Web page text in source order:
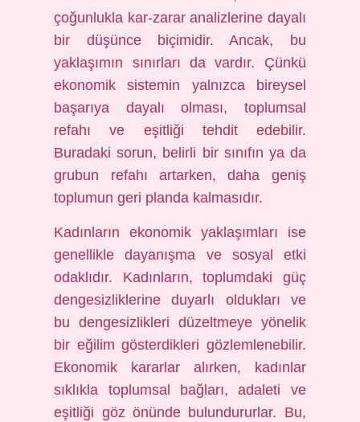
çoğunlukla kar-zarar analizlerine dayalı
bir düşünce biçimidir. Ancak, bu
yaklaşımın sınırları da vardır. Çünkü
ekonomik sistemin yalnızca bireysel
başarıya dayalı olması, toplumsal
refahı ve eşitliği tehdit edebilir.
Buradaki sorun, belirli bir sınıfın ya da
grubun refahı artarken, daha geniş
toplumun geri planda kalmasıdır.
Kadınların ekonomik yaklaşımları ise
genellikle dayanışma ve sosyal etki
odaklıdır. Kadınların, toplumdaki güç
dengesizliklerine duyarlı oldukları ve
bu dengesizlikleri düzeltmeye yönelik
bir eğilim gösterdikleri gözlemlenebilir.
Ekonomik kararlar alırken, kadınlar
sıklıkla toplumsal bağları, adaleti ve
eşitliği göz önünde bulundururlar. Bu,